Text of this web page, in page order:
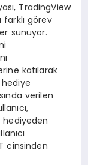
TradingView
farklı görev
sunuyor.
katılarak
verilen
cinsinden